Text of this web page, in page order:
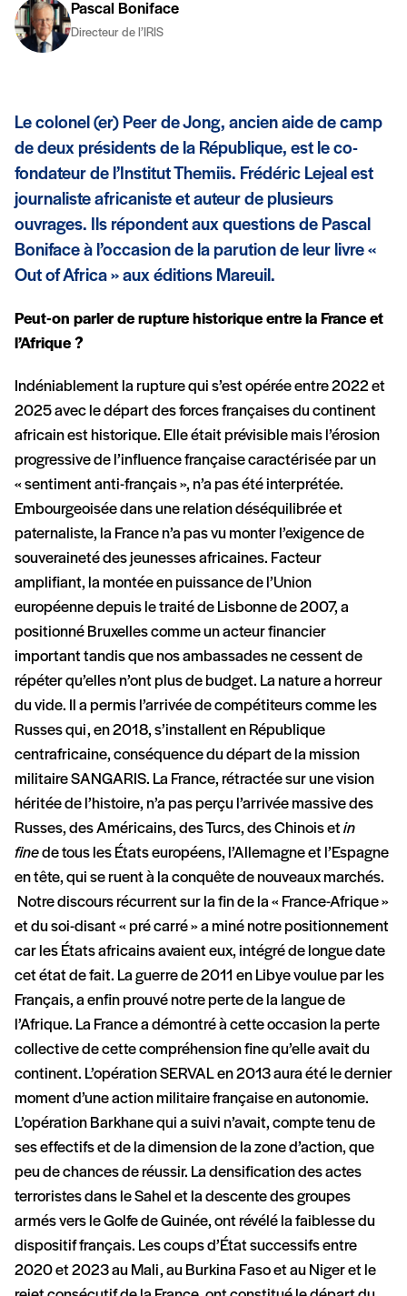
Pascal Boniface
Directeur de l’IRIS
Le colonel (er) Peer de Jong, ancien aide de camp
de deux présidents de la République, est le co-
fondateur de l’Institut Themiis. Frédéric Lejeal est
journaliste africaniste et auteur de plusieurs
ouvrages. Ils répondent aux questions de Pascal
Boniface à l’occasion de la parution de leur livre «
Out of Africa » aux éditions Mareuil.
Peut-on parler de rupture historique entre la France et
l’Afrique ?
Indéniablement la rupture qui s’est opérée entre 2022 et
2025 avec le départ des forces françaises du continent
africain est historique. Elle était prévisible mais l’érosion
progressive de l’influence française caractérisée par un
« sentiment anti-français », n’a pas été interprétée.
Embourgeoisée dans une relation déséquilibrée et
paternaliste, la France n’a pas vu monter l’exigence de
souveraineté des jeunesses africaines. Facteur
amplifiant, la montée en puissance de l’Union
européenne depuis le traité de Lisbonne de 2007, a
positionné Bruxelles comme un acteur financier
important tandis que nos ambassades ne cessent de
répéter qu’elles n’ont plus de budget. La nature a horreur
du vide. Il a permis l’arrivée de compétiteurs comme les
Russes qui, en 2018, s’installent en République
centrafricaine, conséquence du départ de la mission
militaire SANGARIS. La France, rétractée sur une vision
héritée de l’histoire, n’a pas perçu l’arrivée massive des
Russes, des Américains, des Turcs, des Chinois etin
finede tous les États européens, l’Allemagne et l’Espagne
en tête, qui se ruent à la conquête de nouveaux marchés.
Notre discours récurrent sur la fin de la « France-Afrique »
et du soi-disant « pré carré » a miné notre positionnement
car les États africains avaient eux, intégré de longue date
cet état de fait. La guerre de 2011 en Libye voulue par les
Français, a enfin prouvé notre perte de la langue de
l’Afrique. La France a démontré à cette occasion la perte
collective de cette compréhension fine qu’elle avait du
continent. L’opération SERVAL en 2013 aura été le dernier
moment d’une action militaire française en autonomie.
L’opération Barkhane qui a suivi n’avait, compte tenu de
ses effectifs et de la dimension de la zone d’action, que
peu de chances de réussir. La densification des actes
terroristes dans le Sahel et la descente des groupes
armés vers le Golfe de Guinée, ont révélé la faiblesse du
dispositif français. Les coups d’État successifs entre
2020 et 2023 au Mali, au Burkina Faso et au Niger et le